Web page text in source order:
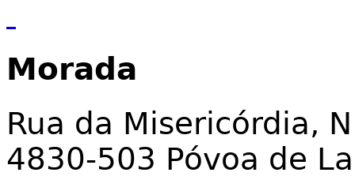
Morada
Rua da Misericórdia,
4830-503 Póvoa de